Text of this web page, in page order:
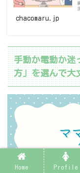
chacomaru.jp
手動か電動か迷
方」を選んで大
Home Profile